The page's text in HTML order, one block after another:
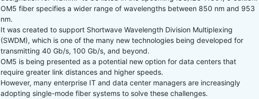
OM5 fiber specifies a wider range of wavelengths between 850 nm and 953
nm.
It was created to support Shortwave Wavelength Division Multiplexing
(SWDM), which is one of the many new technologies being developed for
transmitting 40 Gb/s, 100 Gb/s, and beyond.
OM5 is being presented as a potential new option for data centers that
require greater link distances and higher speeds.
However, many enterprise IT and data center managers are increasingly
adopting single-mode fiber systems to solve these challenges.